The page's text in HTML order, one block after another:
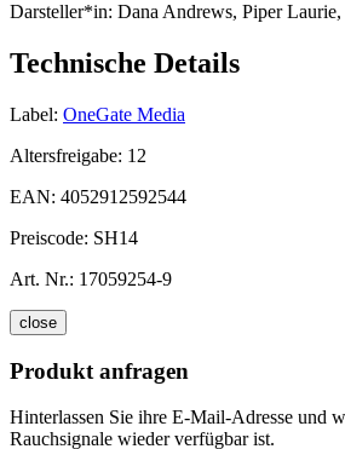
Darsteller*in: Dana Andrews, Piper Laurie,
Technische Details
Label: OneGate Media
Altersfreigabe: 12
EAN: 4052912592544
Preiscode: SH14
Art. Nr.: 17059254-9
close
Produkt anfragen
Hinterlassen Sie ihre E-Mail-Adresse und
Rauchsignale wieder verfügbar ist.